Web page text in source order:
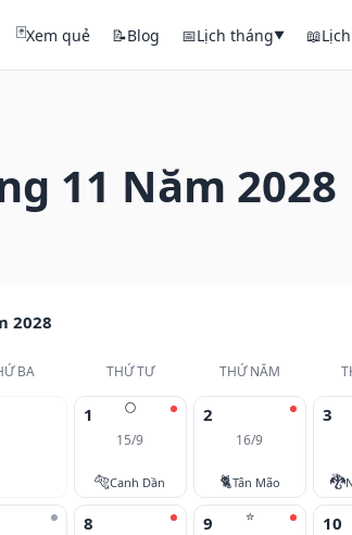
🃏Xem quẻ 📝Blog 📅Lịch tháng▼ 📖
11 Năm 2028
2028
BA THỨ TƯ THỨ NĂM
🌕
1
15/9
🐅Canh Dần
2
16/9
🐈Tân Mão
3
🐉
8 ⭐
9 10